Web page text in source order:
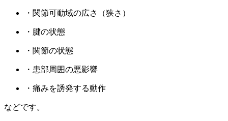
・関節可動域の広さ（狭さ）
・腱の状態
・関節の状態
・患部周囲の悪影響
・痛みを誘発する動作
などです。